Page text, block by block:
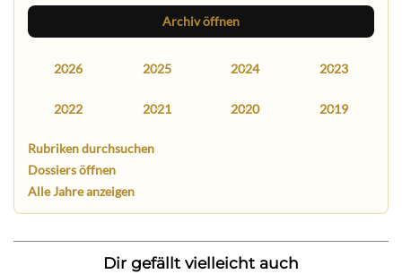
Archiv öffnen
2026 2025 2024 2023
2022 2021 2020 2019
Rubriken durchsuchen
Dossiers öffnen
Alle Jahre anzeigen
Dir gefällt vielleicht auch